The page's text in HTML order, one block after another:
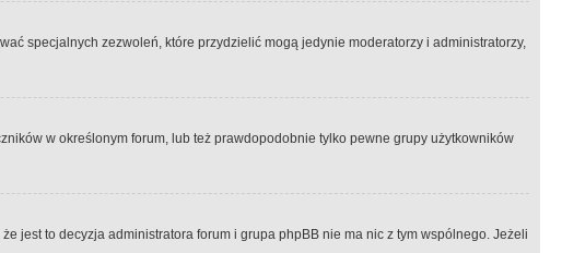
specjalnych zezwoleń, które przydzielić mogą jedynie moderatorzy i administratorzy,
w określonym forum, lub też prawdopodobnie tylko pewne grupy użytkowników
jest to decyzja administratora forum i grupa phpBB nie ma nic z tym wspólnego. Jeżeli